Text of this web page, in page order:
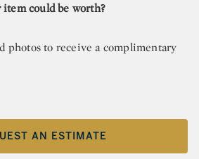
could be worth?
photos to receive a complimentary
AN ESTIMATE